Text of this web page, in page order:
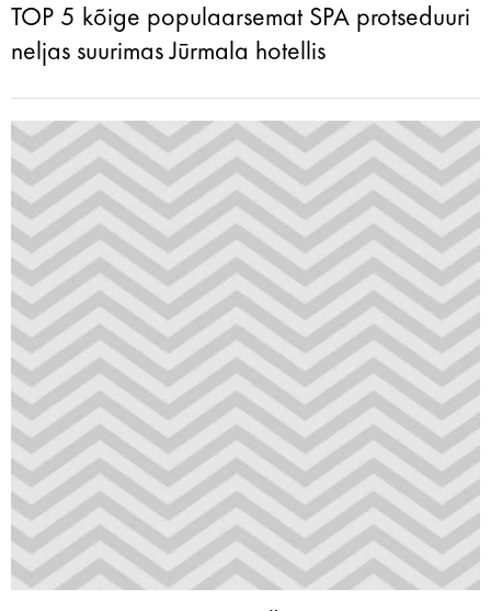
TOP 5 kõige populaarsemat SPA protseduuri
neljas suurimas Jūrmala hotellis